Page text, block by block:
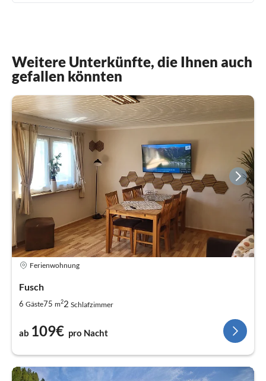
Weitere Unterkünfte, die Ihnen auch
gefallen könnten
Ferienwohnung
Fusch
6 Gäste75 m22 Schlafzimmer
ab 109€ pro Nacht